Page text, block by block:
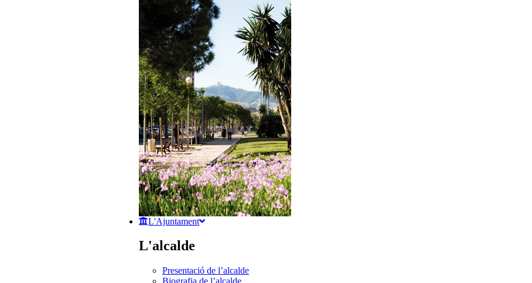
L'Ajuntament
L'alcalde
Presentació de l’alcalde